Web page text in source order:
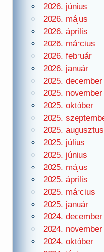
2026. június
2026. május
2026. április
2026. március
2026. február
2026. január
2025. december
2025. november
2025. október
2025.
2025. augusztus
2025. július
2025. június
2025. május
2025. április
2025. március
2025. január
2024. december
2024. november
2024. október